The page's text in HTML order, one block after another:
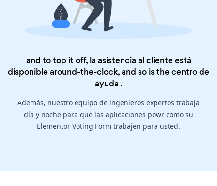
and to top it off, la asistencia al cliente está
disponible around-the-clock, and so is thecentro de
ayuda .
Además, nuestro equipo de ingenieros expertos trabaja
día y noche para que las aplicaciones powr como su
Elementor Voting Form trabajen para usted.